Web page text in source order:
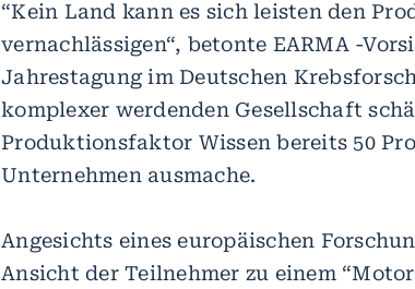
“Kein Land kann es sich leisten den
vernachlässigen“, betonte EARMA -
Jahrestagung im Deutschen
komplexer werdenden Gesellschaft
Produktionsfaktor Wissen bereits 50
Unternehmen ausmache.
Angesichts eines europäischen
Ansicht der Teilnehmer zu einem